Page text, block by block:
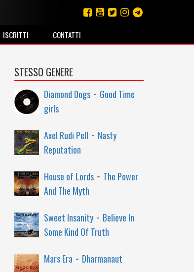
ISCRITTI CONTATTI
STESSO GENERE
Diamond Dogs- Good Time
girls
Axel Rudi Pell - Nasty
Reputation
House of Lords- The Power
And The Myth
Sweet Insanity- Believe In
Some Kind Of Truth
Mars Era - Dharmanaut